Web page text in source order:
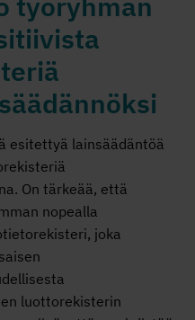
esitettyä lainsäädäntöä
On tärkeää, että
nopealla
joka
luottorekisterin